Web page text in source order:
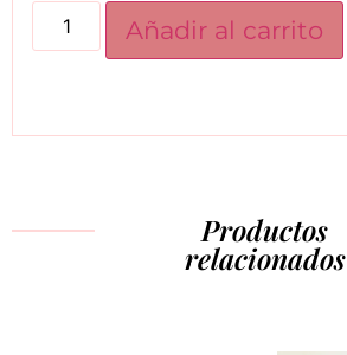
Añadir al carrito
Productos
relacionados